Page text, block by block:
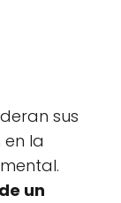
sus
la
un